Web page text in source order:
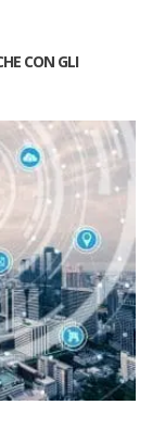
CON GLI